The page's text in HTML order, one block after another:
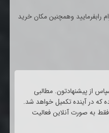
رابفرمایید وهمچنین مکان خرید
از پیشنهادتون. مطالبی
که در آینده تکمیل خواهد شد.
حاضر فقط به صورت آنلاین فعالیت